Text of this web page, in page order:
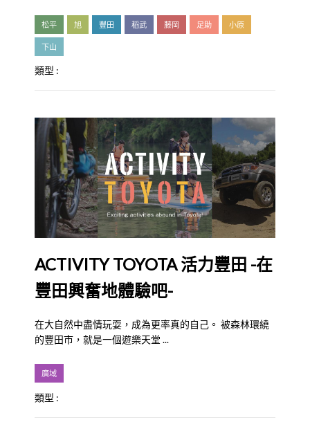
松平 旭 豐田 稻武 藤岡 足助 小原
下山
類型 :
ACTIVITY TOYOTA 活力豐田 -在
豐田興奮地體驗吧-
在大自然中盡情玩耍，成為更率真的自己。 被森林環繞
的豐田市，就是一個遊樂天堂 ...
廣域
類型 :